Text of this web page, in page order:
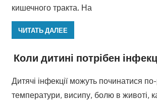
кишечного тракта. На
ЧИТАТЬ ДАЛЕЕ
Коли дитині потрібен
Дитячі інфекції можуть починатися
температури, висипу, болю в животі,